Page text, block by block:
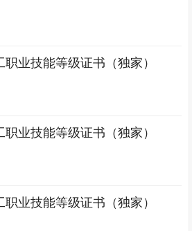
职业技能等级证书（独家）
职业技能等级证书（独家）
职业技能等级证书（独家）